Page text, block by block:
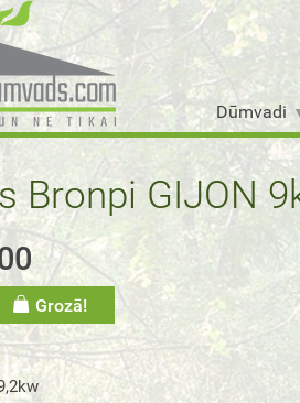
Dūmvadi
Bronpi GIJON
Grozā!